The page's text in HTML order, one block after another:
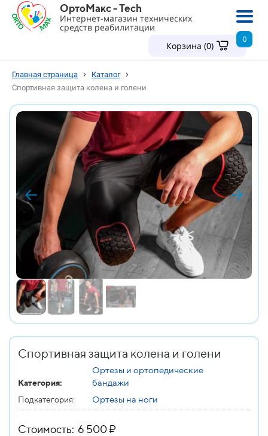
ОртоМакс - Tech
Интернет-магазин технических
средств реабилитации
Корзина (0)
0
Главная страница › Каталог ›
Спортивная защита колена и голени
Спортивная защита колена и голени
Категория:
Ортезы и ортопедические
бандажи
Подкатегория: Ортезы на ноги
Стоимость: 6 500 ₽